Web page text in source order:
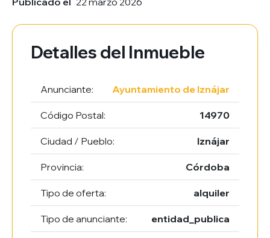
Detalles del Inmueble
Anunciante: Ayuntamiento de Iznájar
Código Postal: 14970
Ciudad / Pueblo: Iznájar
Provincia: Córdoba
Tipo de oferta: alquiler
Tipo de anunciante: entidad_publica